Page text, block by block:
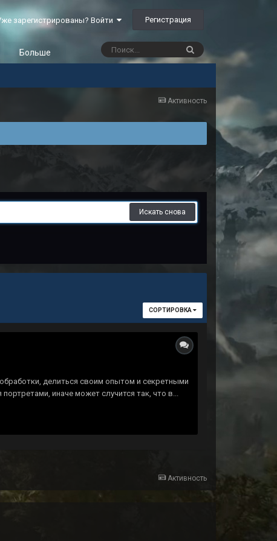
зарегистрированы? Войти Регистрация
Больше
Активность
Искать снова
СОРТИРОВКА
делиться своим опытом и секретными
иначе может случится так, что в...
Активность